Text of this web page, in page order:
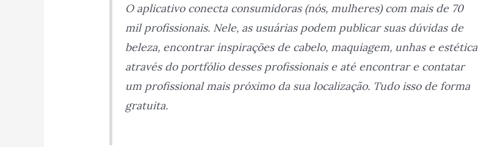
O aplicativo conecta consumidoras (nós, mulheres) com mais de 70
mil profissionais. Nele, as usuárias podem publicar suas dúvidas de
beleza, encontrar inspirações de cabelo, maquiagem, unhas e estética
através do portfólio desses profissionais e até encontrar e contatar
um profissional mais próximo da sua localização. Tudo isso de forma
gratuita.